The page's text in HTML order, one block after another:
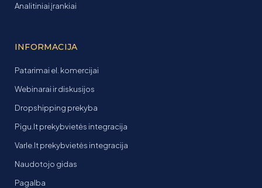
Analitiniai įrankiai
INFORMACIJA
Patarimai el. komercijai
Webinarai ir diskusijos
Dropshipping prekyba
Pigu.lt prekybvietės integracija
Varle.lt prekybvietės integracija
Naudotojo gidas
Pagalba